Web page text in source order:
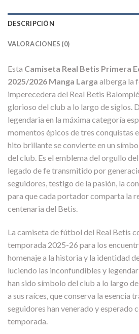
DESCRIPCIÓN
VALORACIONES (0)
Esta Camiseta Real Betis Primera
2025/2026 Manga Larga alberga la
imperecedera del Real Betis
glorioso del club a lo largo de siglos.
legendaria en la máxima categoría
momentos épicos de tres conquistas
hito brillante se convierte en un
del club. Es el emblema del orgullo
legado de fe transmitido por
seguidores, testigo de la pasión, la
para que cada portador comparta la
centenaria del Betis.
La camiseta de fútbol del Real Betis
temporada 2025-26 para los
homenaje a la historia y la identidad
luciendo las inconfundibles y
han sido símbolo del club a lo largo
a sus raíces, que conserva la esencia
seguidores han venerado y esperado
temporada.